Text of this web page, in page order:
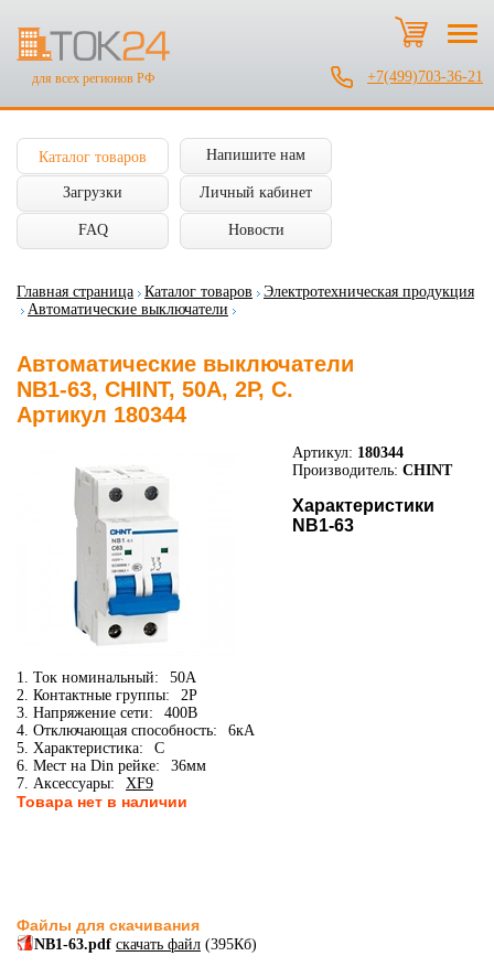
для всех регионов РФ +7(499)703-36-21
Каталог товаров Напишите нам
Загрузки Личный кабинет
FAQ Новости
Главная страница Каталог товаров
Электротехническая продукция
Автоматические выключатели
Автоматические выключатели
NB1-63, CHINT, 50А, 2P, C.
Артикул 180344
Артикул: 180344
Производитель: CHINT
Характеристики
NB1-63
1. Ток номинальный:
50А
2. Контактные группы:
2P
3. Напряжение сети:
400В
4. Отключающая способность:
6кА
5. Характеристика:
C
6. Мест на Din рейке:
36мм
7. Аксессуары:
XF9
Товара нет в наличии
Файлы для скачивания
NB1-63.pdf скачать файл (395Кб)